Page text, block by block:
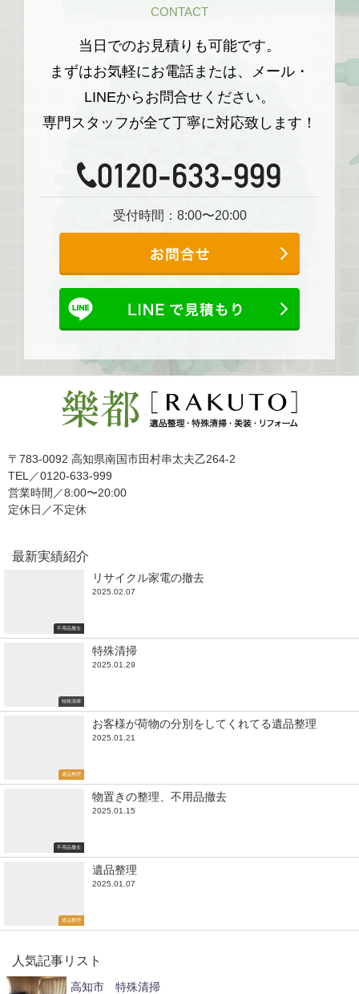
CONTACT
当日でのお見積りも可能です。
まずはお気軽にお電話または、メール・
LINEからお問合せください。
専門スタッフが全て丁寧に対応致します！
受付時間：8:00〜20:00
〒783-0092 高知県南国市田村串太夫乙264-2
TEL／0120-633-999
営業時間／8:00〜20:00
定休日／不定休
最新実績紹介
不用品撤去
リサイクル家電の撤去
2025.02.07
特殊清掃
特殊清掃
2025.01.29
遺品整理
お客様が荷物の分別をしてくれてる遺品整理
2025.01.21
不用品撤去
物置きの整理、不用品撤去
2025.01.15
遺品整理
遺品整理
2025.01.07
人気記事リスト
高知市 特殊清掃